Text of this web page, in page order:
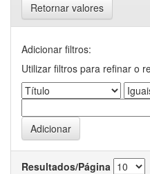
Retornar valores
Adicionar filtros:
Utilizar filtros para refinar o
Resultados/Página